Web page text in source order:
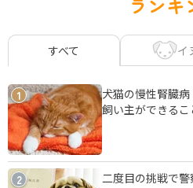
すべて イ
1
犬猫の慢性腎臓
飼い主ができるこ
2 二度目の挑戦で警